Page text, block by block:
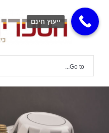
Go to...
ייעוץ חינם